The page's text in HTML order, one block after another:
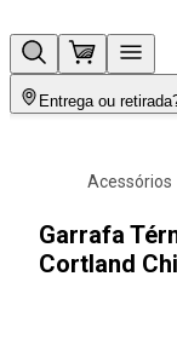
Entrega ou
acessórios
Garrafa
Cortland